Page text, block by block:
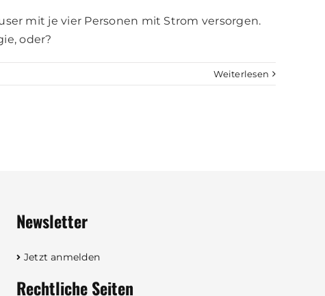
mit je vier Personen mit Strom versorgen.
oder?
Weiterlesen
Newsletter
Jetzt anmelden
Rechtliche Seiten